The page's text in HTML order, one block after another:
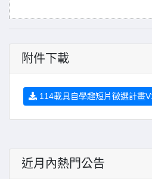
附件下載
114載具自學趣短片徵選計畫
近月內熱門公告